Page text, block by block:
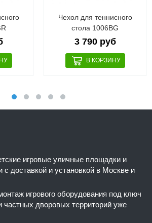
Чехол для теннисного
стола 1006BG
3 790 руб
игровые уличные площадки и
доставкой и установкой в Москве и
игрового оборудования под ключ
частных дворовых территорий уже